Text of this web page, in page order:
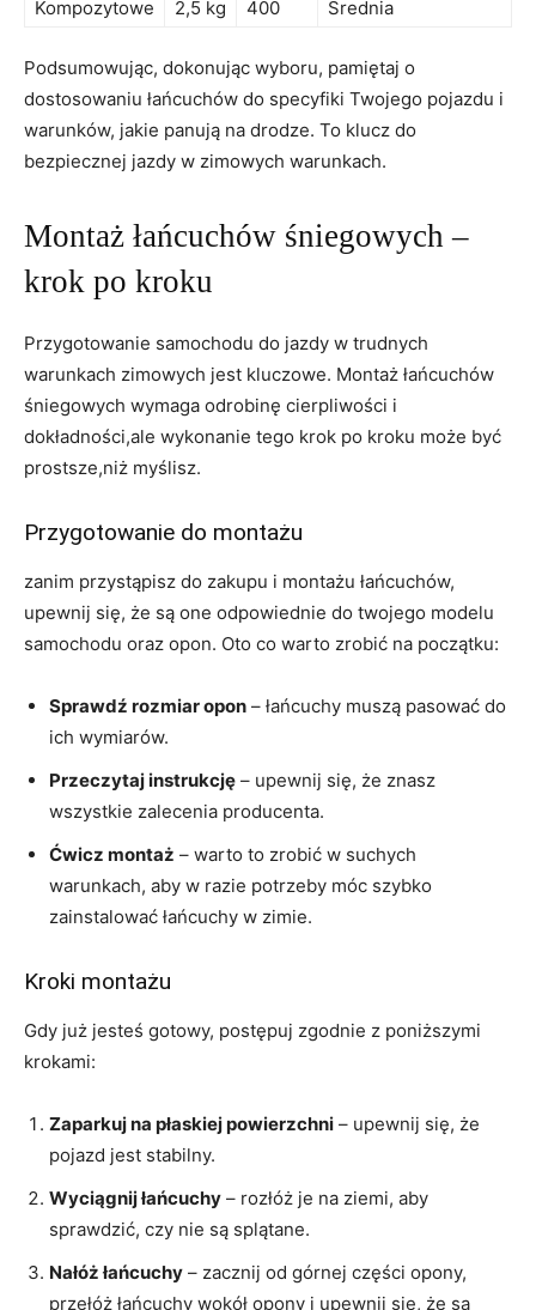
Kompozytowe 2,5 kg 400 Średnia
Podsumowując, dokonując wyboru, pamiętaj o
dostosowaniu łańcuchów do specyfiki Twojego pojazdu i
warunków, jakie panują na drodze. To klucz do
bezpiecznej jazdy w zimowych warunkach.
Montaż łańcuchów śniegowych –
krok po kroku
Przygotowanie samochodu do jazdy w trudnych
warunkach zimowych jest kluczowe. Montaż łańcuchów
śniegowych wymaga odrobinę cierpliwości i
dokładności,ale wykonanie tego krok po kroku może być
prostsze,niż myślisz.
Przygotowanie do montażu
zanim przystąpisz do zakupu i montażu łańcuchów,
upewnij się, że są one odpowiednie do twojego modelu
samochodu oraz opon. Oto co warto zrobić na początku:
Sprawdź rozmiar opon – łańcuchy muszą pasować do
ich wymiarów.
Przeczytaj instrukcję – upewnij się, że znasz
wszystkie zalecenia producenta.
Ćwicz montaż – warto to zrobić w suchych
warunkach, aby w razie potrzeby móc szybko
zainstalować łańcuchy w zimie.
Kroki montażu
Gdy już jesteś gotowy, postępuj zgodnie z poniższymi
krokami:
Zaparkuj na płaskiej powierzchni – upewnij się, że
pojazd jest stabilny.
Wyciągnij łańcuchy – rozłóż je na ziemi, aby
sprawdzić, czy nie są splątane.
Nałóż łańcuchy – zacznij od górnej części opony,
przełóż łańcuchy wokół opony i upewnij się, że są